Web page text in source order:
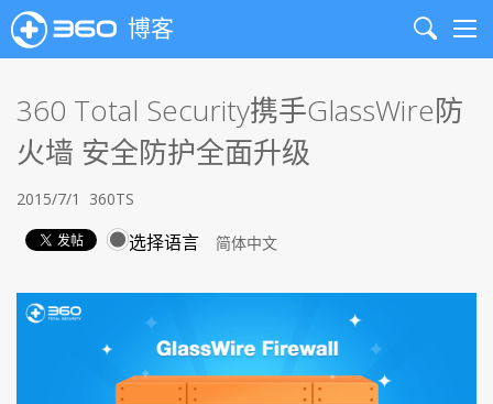
博客
Search
360 Total Security携手GlassWire防
火墙 安全防护全面升级
2015/7/1 360TS
选择语言